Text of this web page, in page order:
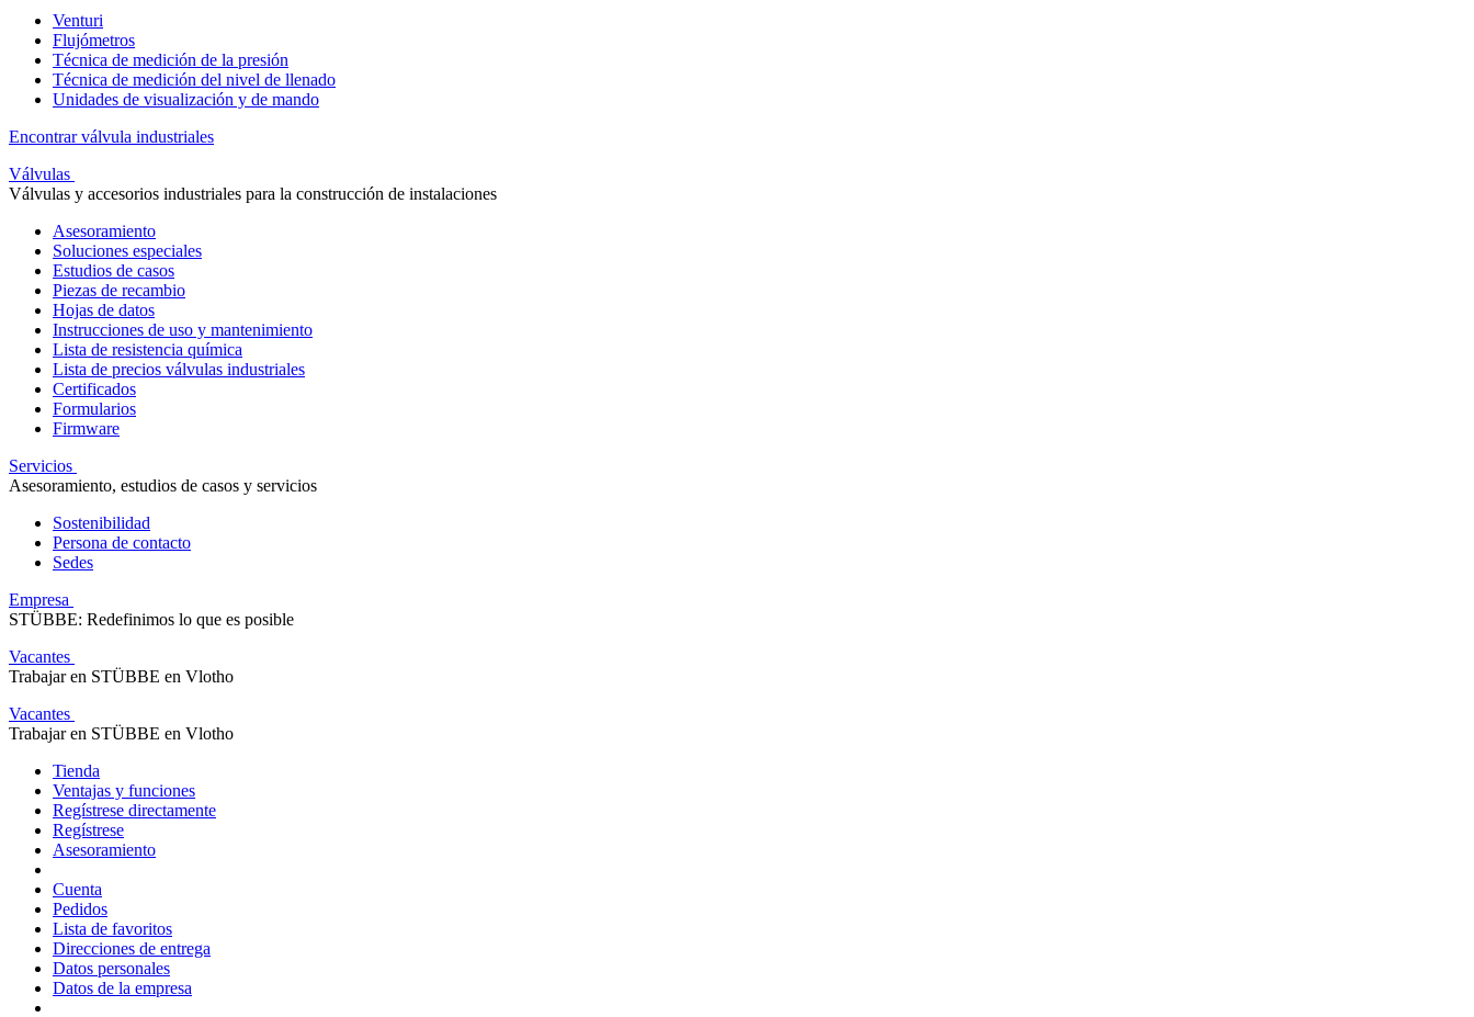
Venturi
Flujómetros
Técnica de medición de la presión
Técnica de medición del nivel de llenado
Unidades de visualización y de mando
Encontrar válvula industriales
Válvulas
Válvulas y accesorios industriales para la construcción de instalaciones
Asesoramiento
Soluciones especiales
Estudios de casos
Piezas de recambio
Hojas de datos
Instrucciones de uso y mantenimiento
Lista de resistencia química
Lista de precios válvulas industriales
Certificados
Formularios
Firmware
Servicios
Asesoramiento, estudios de casos y servicios
Sostenibilidad
Persona de contacto
Sedes
Empresa
STÜBBE: Redefinimos lo que es posible
Vacantes
Trabajar en STÜBBE en Vlotho
Vacantes
Trabajar en STÜBBE en Vlotho
Tienda
Ventajas y funciones
Regístrese directamente
Regístrese
Asesoramiento
Cuenta
Pedidos
Lista de favoritos
Direcciones de entrega
Datos personales
Datos de la empresa